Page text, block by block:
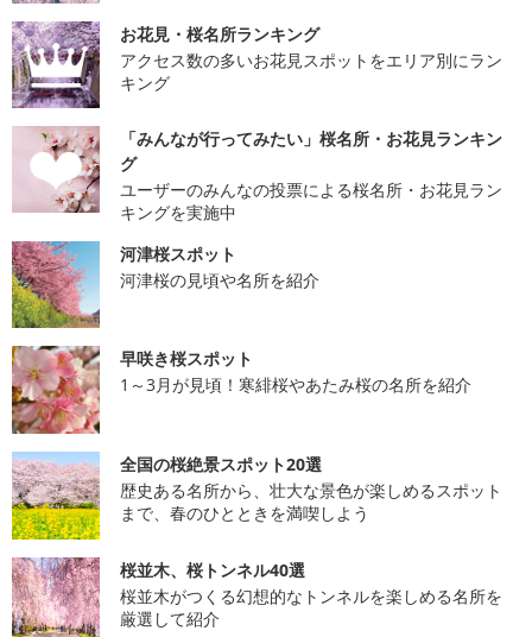
お花見・桜名所ランキング
アクセス数の多いお花見スポットをエリア別にラン
キング
「みんなが行ってみたい」桜名所・お花見ランキン
グ
ユーザーのみんなの投票による桜名所・お花見ラン
キングを実施中
河津桜スポット
河津桜の見頃や名所を紹介
早咲き桜スポット
1～3月が見頃！寒緋桜やあたみ桜の名所を紹介
全国の桜絶景スポット20選
歴史ある名所から、壮大な景色が楽しめるスポット
まで、春のひとときを満喫しよう
桜並木、桜トンネル40選
桜並木がつくる幻想的なトンネルを楽しめる名所を
厳選して紹介